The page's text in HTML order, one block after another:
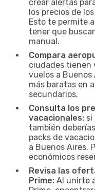
crear alertas
los precios de
Esto te permite
tener que
manual.
Compara
ciudades tienen
vuelos a Buenos
más baratas en
secundarios.
Consulta los
vacacionales: si
también
packs de
a Buenos Aires.
económicos
Revisa las
Prime: Al unirte